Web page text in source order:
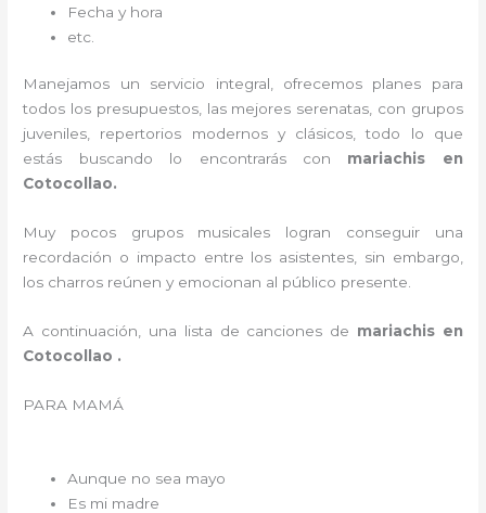
Fecha y hora
etc.
Manejamos un servicio integral, ofrecemos planes para
todos los presupuestos, las mejores serenatas, con grupos
juveniles, repertorios modernos y clásicos, todo lo que
estás buscando lo encontrarás con mariachis en
Cotocollao.
Muy pocos grupos musicales logran conseguir una
recordación o impacto entre los asistentes, sin embargo,
los charros reúnen y emocionan al público presente.
A continuación, una lista de canciones de mariachis en
Cotocollao .
PARA MAMÁ
Aunque no sea mayo
Es mi madre